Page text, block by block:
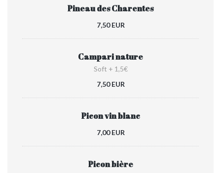
Pineau des Charentes
7,50 EUR
Campari nature
Soft + 1,5€
7,50 EUR
Picon vin blanc
7,00 EUR
Picon bière